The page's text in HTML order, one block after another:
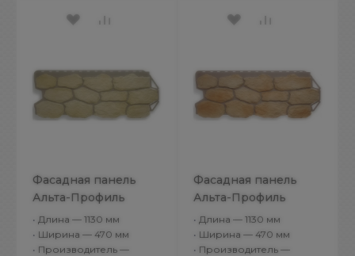
Фасадная панель
Альта-Профиль
Бутовый камень
Балтийский
• Длина — 1130 мм
• Ширина — 470 мм
• Производитель —
Фасадная панель
Альта-Профиль
Бутовый камень
Греческий
• Длина — 1130 мм
• Ширина — 470 мм
• Производитель —